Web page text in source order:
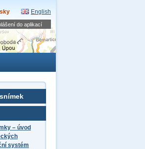
do aplikací
English
– úvod
systém